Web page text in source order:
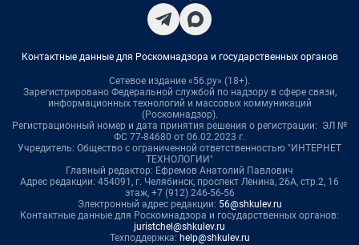
Контактные данные для Роскомнадзора и государственных органов
Сетевое издание «56.ру» (18+).
Зарегистрировано Федеральной службой по надзору в сфере связи,
информационных технологий и массовых коммуникаций
(Роскомнадзор).
Регистрационный номер и дата принятия решения о регистрации: ЭЛ №
ФС 77-84680 от 06.02.2023 г.
Учредитель: Общество с ограниченной ответственностью "ИНТЕРНЕТ
ТЕХНОЛОГИИ"
Главный редактор: Ефремов Анатолий Павлович
Адрес редакции: 454091, г. Челябинск, проспект Ленина, 26А, стр.2, 16
этаж, +7 (912) 246-56-56
Электронный адрес редакции: 56@shkulev.ru
Контактные данные для Роскомнадзора и государственных органов:
juristchel@shkulev.ru
Техподдержка: help@shkulev.ru